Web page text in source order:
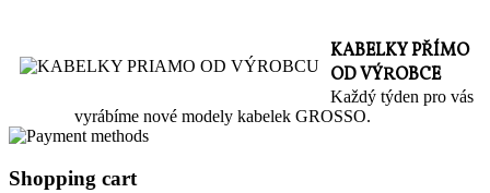
KABELKY PŘÍMO
OD VÝROBCE
Každý týden pro vás
vyrábíme nové modely kabelek GROSSO.
Shopping cart